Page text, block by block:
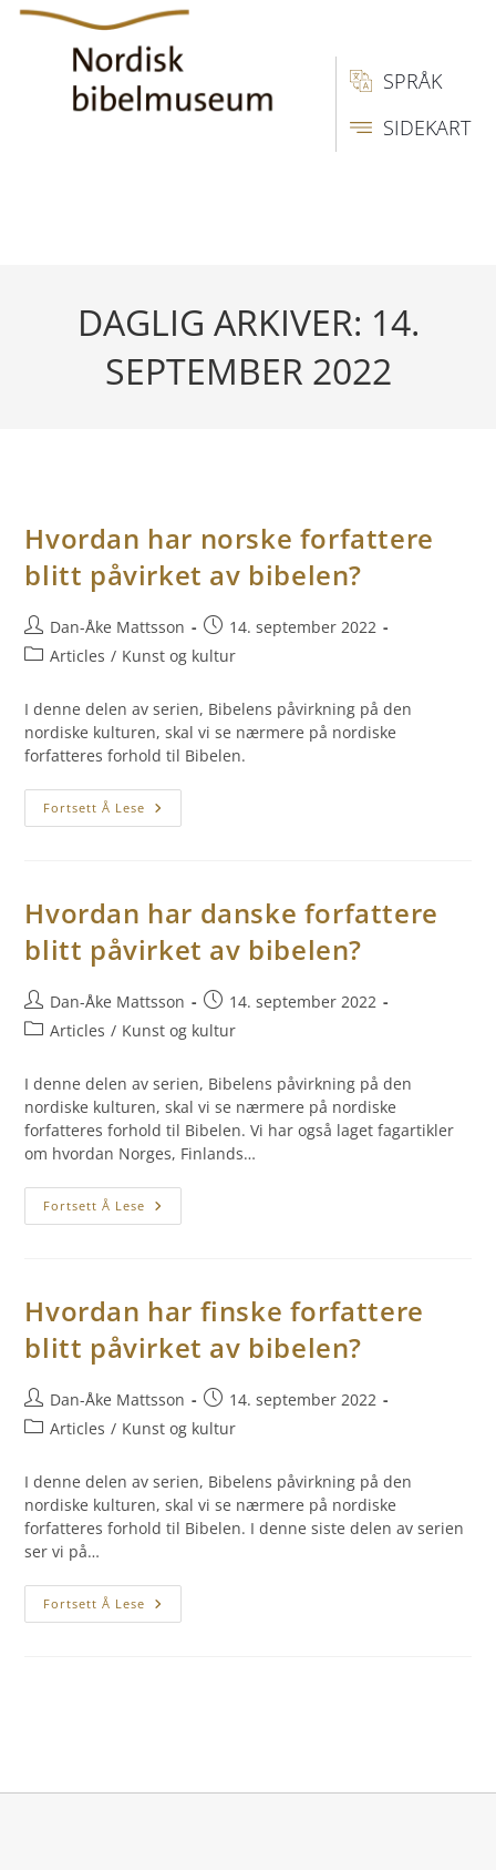
SPRÅK
SIDEKART
DAGLIG ARKIVER: 14.
SEPTEMBER 2022
Hvordan har norske forfattere
blitt påvirket av bibelen?
Dan-Åke Mattsson
14. september 2022
Articles / Kunst og kultur
I denne delen av serien, Bibelens påvirkning på den
nordiske kulturen, skal vi se nærmere på nordiske
forfatteres forhold til Bibelen.
Fortsett Å Lese
Hvordan har danske forfattere
blitt påvirket av bibelen?
Dan-Åke Mattsson
14. september 2022
Articles / Kunst og kultur
I denne delen av serien, Bibelens påvirkning på den
nordiske kulturen, skal vi se nærmere på nordiske
forfatteres forhold til Bibelen. Vi har også laget fagartikler
om hvordan Norges, Finlands…
Fortsett Å Lese
Hvordan har finske forfattere
blitt påvirket av bibelen?
Dan-Åke Mattsson
14. september 2022
Articles / Kunst og kultur
I denne delen av serien, Bibelens påvirkning på den
nordiske kulturen, skal vi se nærmere på nordiske
forfatteres forhold til Bibelen. I denne siste delen av serien
ser vi på…
Fortsett Å Lese